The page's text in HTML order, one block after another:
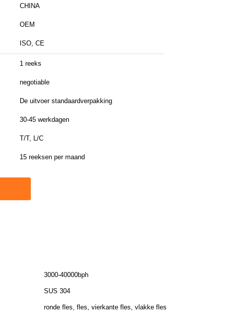
CHINA
OEM
ISO, CE
1 reeks
negotiable
De uitvoer standaardverpakking
30-45 werkdagen
T/T, L/C
15 reeksen per maand
3000-40000bph
SUS 304
ronde fles, fles, vierkante fles, vlakke fles